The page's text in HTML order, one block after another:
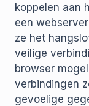
koppelen aan
een
ze het
veilige
browser
verbindingen
gevoelige